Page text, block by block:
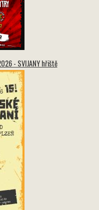
- SVIJANY hřiště